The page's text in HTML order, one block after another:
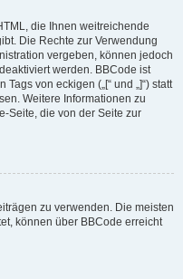
die Ihnen weitreichende
Die Rechte zur Verwendung
vergeben, können jedoch
werden. BBCode ist
von eckigen („[“ und „]“) statt
Weitere Informationen zu
Seite, die von der Seite zur
zu verwenden. Die meisten
können über BBCode erreicht